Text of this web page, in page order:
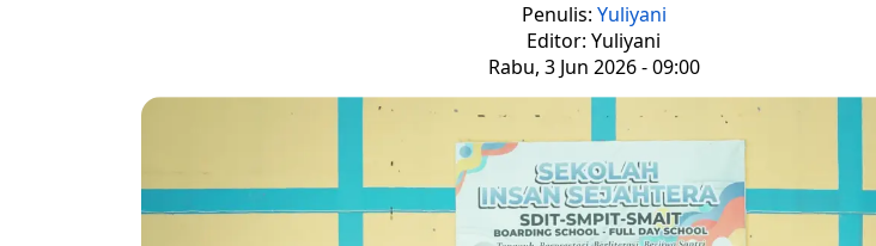
Penulis: Yuliyani
Editor: Yuliyani
Rabu, 3 Jun 2026 - 09:00